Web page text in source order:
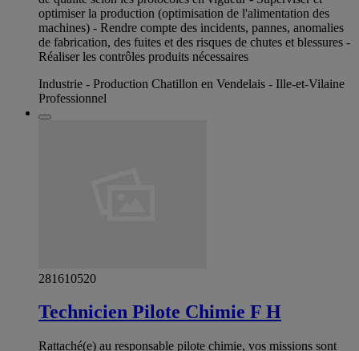
optimiser la production (optimisation de l'alimentation des
machines) - Rendre compte des incidents, pannes, anomalies
de fabrication, des fuites et des risques de chutes et blessures -
Réaliser les contrôles produits nécessaires
Industrie - Production Chatillon en Vendelais - Ille-et-Vilaine
Professionnel
281610520
Technicien Pilote Chimie F H
Rattaché(e) au responsable pilote chimie, vos missions sont